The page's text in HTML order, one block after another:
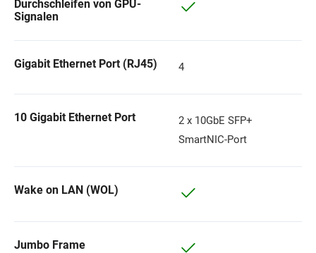
Durchschleifen von GPU-
Signalen
Gigabit Ethernet Port (RJ45) 4
10 Gigabit Ethernet Port
2 x 10GbE SFP+
SmartNIC-Port
Wake on LAN (WOL)
Jumbo Frame